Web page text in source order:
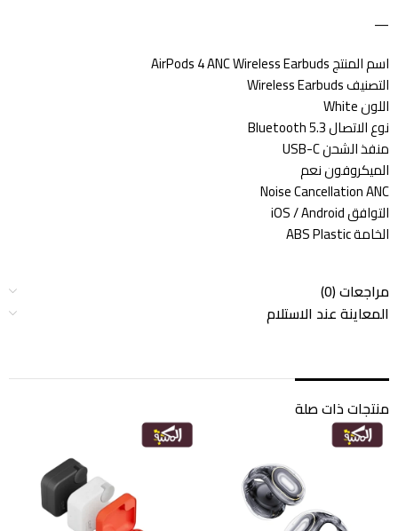
—
اسم المنتج AirPods 4 ANC Wireless Earbuds
التصنيف Wireless Earbuds
اللون White
نوع الاتصال Bluetooth 5.3
منفذ الشحن USB-C
الميكروفون نعم
Noise Cancellation ANC
التوافق iOS / Android
الخامة ABS Plastic
مراجعات (0)
المعاينة عند الاستلام
منتجات ذات صلة